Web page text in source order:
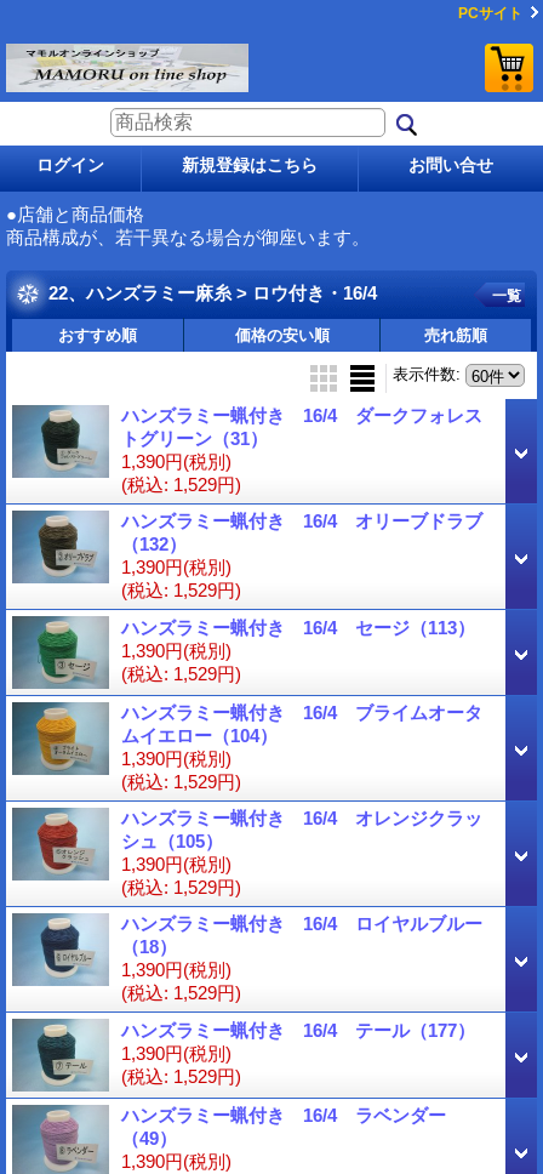
PCサイト
ログイン 新規登録はこちら お問い合せ
●店舗と商品価格
商品構成が、若干異なる場合が御座います。
22、ハンズラミー麻糸 > ロウ付き・16/4 一覧
おすすめ順 価格の安い順 売れ筋順
表示件数:
ハンズラミー蝋付き 16/4 ダークフォレス
トグリーン（31）
1,390円(税別)
(税込: 1,529円)
ハンズラミー蝋付き 16/4 オリーブドラブ
（132）
1,390円(税別)
(税込: 1,529円)
ハンズラミー蝋付き 16/4 セージ（113）
1,390円(税別)
(税込: 1,529円)
ハンズラミー蝋付き 16/4 ブライムオータ
ムイエロー（104）
1,390円(税別)
(税込: 1,529円)
ハンズラミー蝋付き 16/4 オレンジクラッ
シュ（105）
1,390円(税別)
(税込: 1,529円)
ハンズラミー蝋付き 16/4 ロイヤルブルー
（18）
1,390円(税別)
(税込: 1,529円)
ハンズラミー蝋付き 16/4 テール（177）
1,390円(税別)
(税込: 1,529円)
ハンズラミー蝋付き 16/4 ラベンダー
（49）
1,390円(税別)